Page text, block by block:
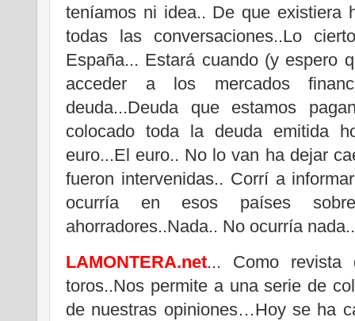
teníamos ni idea.. De que existiera
todas las conversaciones..Lo
España... Estará cuando (y espero
acceder a los mercados
deuda...Deuda que estamos
colocado toda la deuda emitida
euro...El euro.. No lo van ha dejar
fueron intervenidas.. Corrí a
ocurría en esos países
ahorradores..Nada.. No ocurría
LAMONTERA.net... Como revista
toros..Nos permite a una serie de
de nuestras opiniones…Hoy se ha